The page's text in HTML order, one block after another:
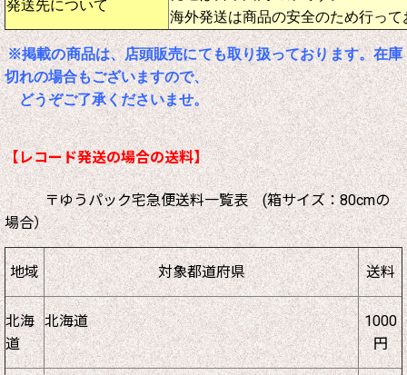
発送先について
海外発送は商品の安全のため行って
※掲載の商品は、店頭販売にても取り扱っております。在庫
切れの場合もございますので、
どうぞご了承くださいませ。
【レコード発送の場合の送料】
〒ゆうパック宅急便送料一覧表 (箱サイズ：80cmの
場合）
地域 対象都道府県 送料
北海
道
北海道
1000
円